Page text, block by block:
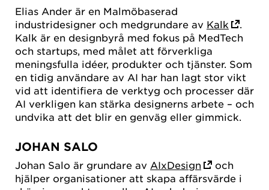
Elias Ander är en Malmöbaserad
industridesigner och medgrundare av Kalk
Kalk är en designbyrå med fokus på MedTech
och startups, med målet att förverkliga
meningsfulla idéer, produkter och tjänster. Som
en tidig användare av AI har han lagt stor vikt
vid att identifiera de verktyg och processer där
AI verkligen kan stärka designerns arbete – och
undvika att det blir en genväg eller gimmick.
JOHAN SALO
Johan Salo är grundare av AIxDesign
och
hjälper organisationer att skapa affärsvärde i